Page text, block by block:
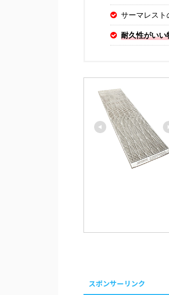
サーマレスト
耐久性がい
スポンサーリンク